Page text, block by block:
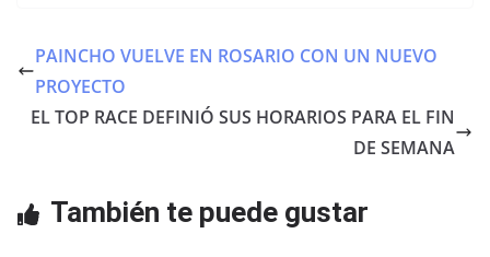
e
b
o
er s
p
PAINCHO VUELVE EN ROSARIO CON UN NUEVO
PROYECTO
EL TOP RACE DEFINIÓ SUS HORARIOS PARA EL FIN
DE SEMANA
También te puede gustar